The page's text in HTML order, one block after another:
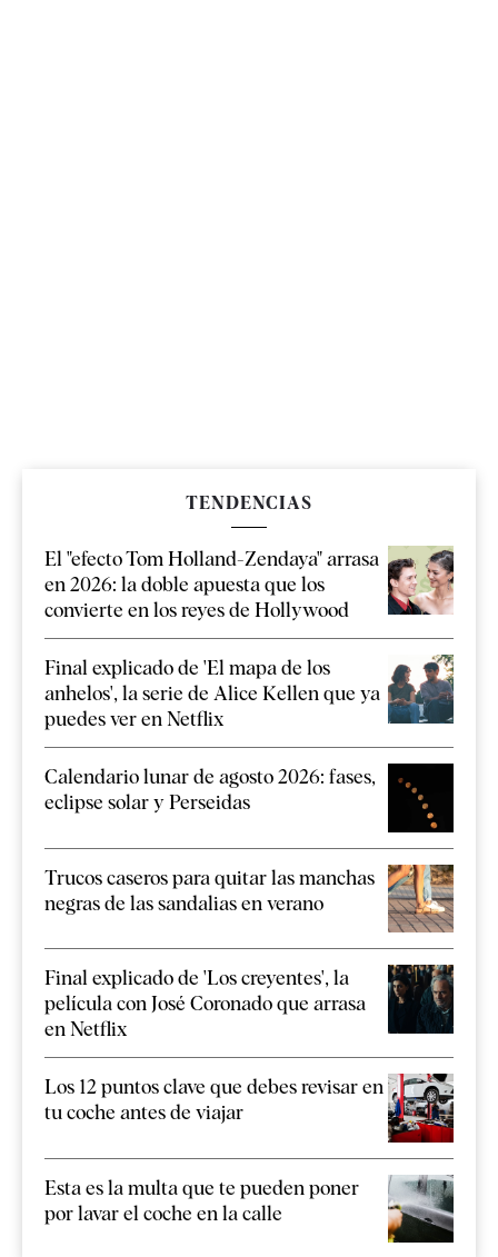
TENDENCIAS
El "efecto Tom Holland-Zendaya" arrasa
en 2026: la doble apuesta que los
convierte en los reyes de Hollywood
Final explicado de 'El mapa de los
anhelos', la serie de Alice Kellen que ya
puedes ver en Netflix
Calendario lunar de agosto 2026: fases,
eclipse solar y Perseidas
Trucos caseros para quitar las manchas
negras de las sandalias en verano
Final explicado de 'Los creyentes', la
película con José Coronado que arrasa
en Netflix
Los 12 puntos clave que debes revisar en
tu coche antes de viajar
Esta es la multa que te pueden poner
por lavar el coche en la calle